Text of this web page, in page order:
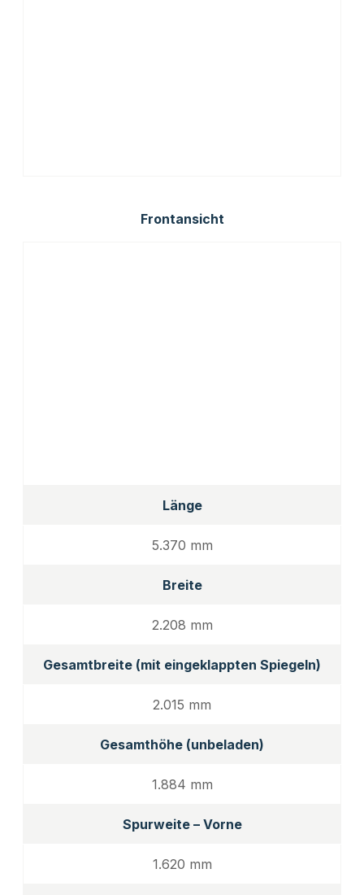
Frontansicht
Länge
5.370 mm
Breite
2.208 mm
Gesamtbreite (mit eingeklappten Spiegeln)
2.015 mm
Gesamthöhe (unbeladen)
1.884 mm
Spurweite – Vorne
1.620 mm